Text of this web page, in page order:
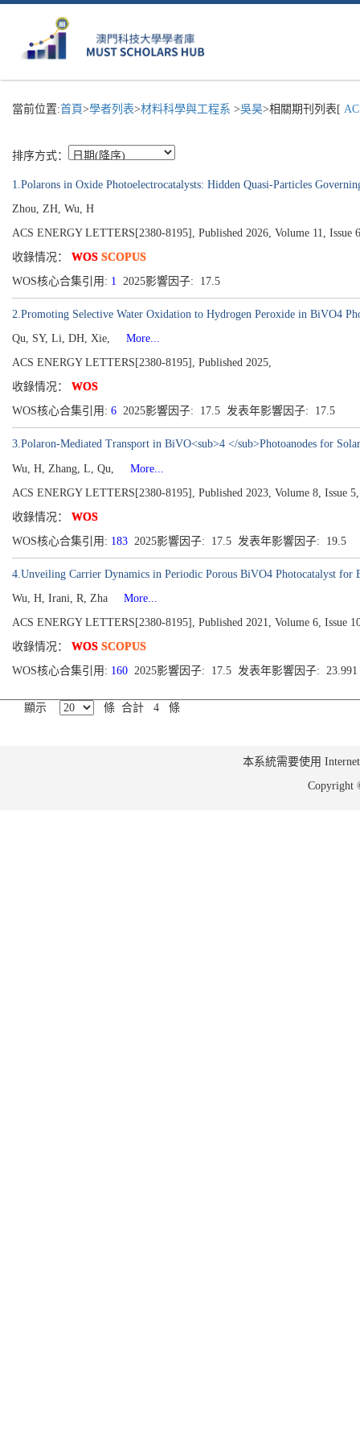
當前位置:首頁>學者列表>材料科學與工程系 >吳昊>相關期刊列表[
排序方式：
1.Polarons in Oxide Photoelectrocatalysts: Hidden Quasi-Particles
Zhou, ZH, Wu, H
ACS ENERGY LETTERS[2380-8195], Published 2026, Volume 11, Issue
收錄情况： WOS SCOPUS
WOS核心合集引用: 1 2025影響因子: 17.5
2.Promoting Selective Water Oxidation to Hydrogen Peroxide in BiVO4
Qu, SY, Li, DH, Xie,
More...
ACS ENERGY LETTERS[2380-8195], Published 2025,
收錄情况： WOS
WOS核心合集引用: 6 2025影響因子: 17.5 发表年影響因子: 17.5
3.Polaron-Mediated Transport in BiVO<sub>4 </sub>Photoanodes for
Wu, H, Zhang, L, Qu,
More...
ACS ENERGY LETTERS[2380-8195], Published 2023, Volume 8, Issue 5,
收錄情况： WOS
WOS核心合集引用: 183 2025影響因子: 17.5 发表年影響因子: 19.5
4.Unveiling Carrier Dynamics in Periodic Porous BiVO4 Photocatalyst for
Wu, H, Irani, R, Zha
More...
ACS ENERGY LETTERS[2380-8195], Published 2021, Volume 6, Issue
收錄情况： WOS SCOPUS
WOS核心合集引用: 160 2025影響因子: 17.5 发表年影響因子: 23.991
顯示 條 合計 4 條
本系統需要使用
Copyright